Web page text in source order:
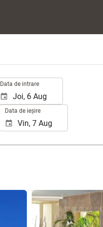
Data de intrare
Data de ieșire
Vizualizare 35 poze